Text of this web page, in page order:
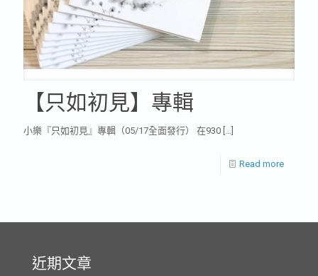
【只如初見】專輯
小樂『只如初見』專輯（05/17全面發行） 在930
Read more
近期文章